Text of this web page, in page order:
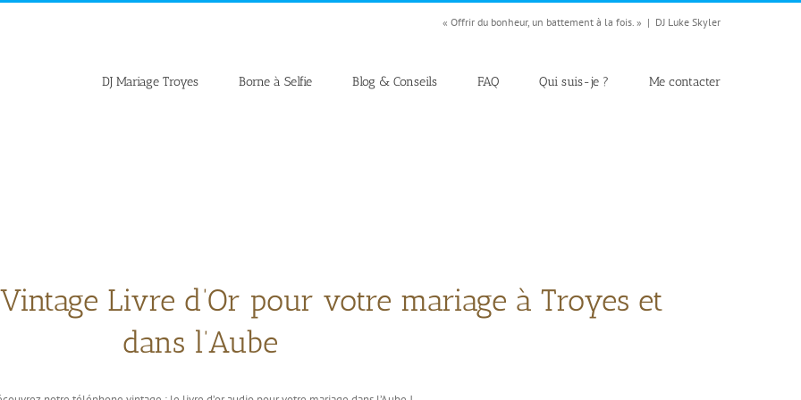
« Offrir du bonheur, un battement à la fois. » | DJ Luke Skyler
DJ Mariage Troyes Borne à Selfie Blog & Conseils FAQ Qui suis-je ? Me contacter
Livre d’Or pour votre mariage à Troyes et
dans l’Aube